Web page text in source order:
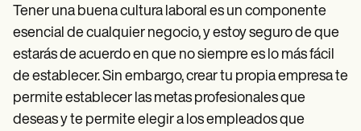
Tener una buena cultura laboral es un componente
esencial de cualquier negocio, y estoy seguro de que
estarás de acuerdo en que no siempre es lo más fácil
de establecer. Sin embargo, crear tu propia empresa te
permite establecer las metas profesionales que
deseas y te permite elegir a los empleados que